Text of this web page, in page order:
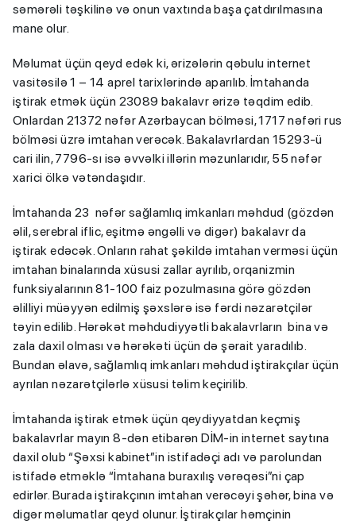
səmərəli təşkilinə və onun vaxtında başa çatdırılmasına
mane olur.
Məlumat üçün qeyd edək ki, ərizələrin qəbulu internet
vasitəsilə 1 – 14 aprel tarixlərində aparılıb. İmtahanda
iştirak etmək üçün 23089 bakalavr ərizə təqdim edib.
Onlardan 21372 nəfər Azərbaycan bölməsi, 1717 nəfəri rus
bölməsi üzrə imtahan verəcək. Bakalavrlardan 15293-ü
cari ilin, 7796-sı isə əvvəlki illərin məzunlarıdır, 55 nəfər
xarici ölkə vətəndaşıdır.
İmtahanda 23 nəfər sağlamlıq imkanları məhdud (gözdən
əlil, serebral iflic, eşitmə əngəlli və digər) bakalavr da
iştirak edəcək. Onların rahat şəkildə imtahan verməsi üçün
imtahan binalarında xüsusi zallar ayrılıb, orqanizmin
funksiyalarının 81-100 faiz pozulmasına görə gözdən
əlilliyi müəyyən edilmiş şəxslərə isə fərdi nəzarətçilər
təyin edilib. Hərəkət məhdudiyyətli bakalavrların bina və
zala daxil olması və hərəkəti üçün də şərait yaradılıb.
Bundan əlavə, sağlamlıq imkanları məhdud iştirakçılar üçün
ayrılan nəzarətçilərlə xüsusi təlim keçirilib.
İmtahanda iştirak etmək üçün qeydiyyatdan keçmiş
bakalavrlar mayın 8‑dən etibarən DİM-in internet saytına
daxil olub “Şəxsi kabinet”in istifadəçi adı və parolundan
istifadə etməklə “İmtahana buraxılış vərəqəsi”ni çap
edirlər. Burada iştirakçının imtahan verəcəyi şəhər, bina və
digər məlumatlar qeyd olunur. İştirakçılar həmçinin